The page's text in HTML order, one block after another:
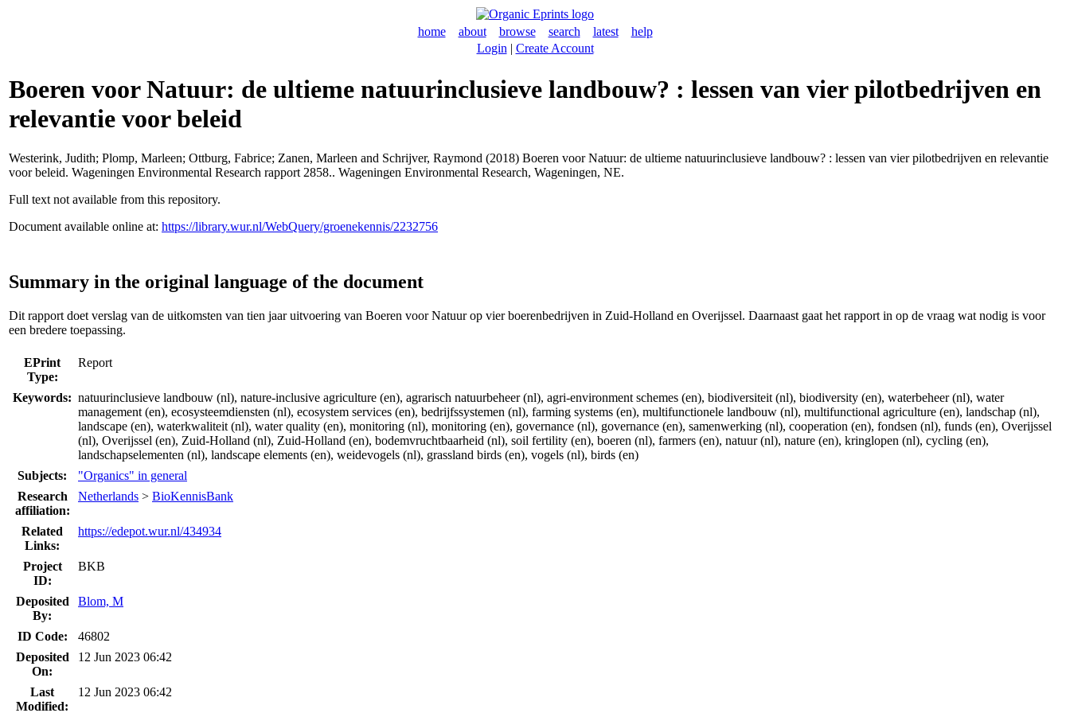
home about browse search latest
help
Login | Create Account
Boeren voor Natuur: de ultieme natuurinclusieve landbouw? : lessen van vier pilotbedrijven en
relevantie voor beleid
Westerink, Judith; Plomp, Marleen; Ottburg, Fabrice; Zanen, Marleen and Schrijver, Raymond (2018) Boeren voor Natuur: de ultieme natuurinclusieve landbouw? : lessen van vier pilotbedrijven en relevantie
voor beleid. Wageningen Environmental Research rapport 2858.. Wageningen Environmental Research, Wageningen, NE.
Full text not available from this repository.
Document available online at: https://library.wur.nl/WebQuery/groenekennis/2232756
Summary in the original language of the document
Dit rapport doet verslag van de uitkomsten van tien jaar uitvoering van Boeren voor Natuur op vier boerenbedrijven in Zuid-Holland en Overijssel. Daarnaast gaat het rapport in op de vraag wat nodig is voor
een bredere toepassing.
EPrint
Type:
Report
Keywords: natuurinclusieve landbouw (nl), nature-inclusive agriculture (en), agrarisch natuurbeheer (nl), agri-environment schemes (en), biodiversiteit (nl), biodiversity (en), waterbeheer (nl), water
management (en), ecosysteemdiensten (nl), ecosystem services (en), bedrijfssystemen (nl), farming systems (en), multifunctionele landbouw (nl), multifunctional agriculture (en), landschap (nl),
landscape (en), waterkwaliteit (nl), water quality (en), monitoring (nl), monitoring (en), governance (nl), governance (en), samenwerking (nl), cooperation (en), fondsen (nl), funds (en), Overijssel
(nl), Overijssel (en), Zuid-Holland (nl), Zuid-Holland (en), bodemvruchtbaarheid (nl), soil fertility (en), boeren (nl), farmers (en), natuur (nl), nature (en), kringlopen (nl), cycling (en),
landschapselementen (nl), landscape elements (en), weidevogels (nl), grassland birds (en), vogels (nl), birds (en)
Subjects:
"Organics" in general
Research
affiliation:
Netherlands > BioKennisBank
Related
Links:
https://edepot.wur.nl/434934
Project
ID:
BKB
Deposited
By:
Blom, M
ID Code:
46802
Deposited
On:
12 Jun 2023 06:42
Last
Modified:
12 Jun 2023 06:42